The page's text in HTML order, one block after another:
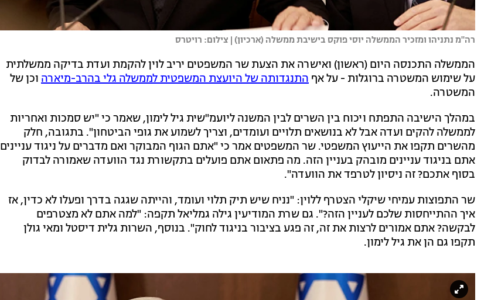
רה"מ נתניהו ומזכיר הממשלה יוסי פוקס בישיבת ממשלה (ארכיון) | צילום: רויטרס
הממשלה התכנסה היום (ראשון) ואישרה את הצעת שר המשפטים יריב לוין להקמת ועדת בדיקה ממשלתית
על שימוש המשטרה ברוגלות - על אף התנגדותה של היועצת המשפטית לממשלה גלי בהרב-מיארה וכן של
המשטרה.
במהלך הישיבה התפתח ויכוח בין השרים לבין המשנה ליועמ"שית גיל לימון, שאמר כי "יש סמכות ואחריות
לממשלה להקים ועדה אבל לא בנושאים תלויים ועומדים, וצריך לשמוע את גופי הביטחון". בתגובה, חלק
מהשרים תקפו את הייעוץ המשפטי. שר המשפטים אמר כי "אתם הגוף המבוקר ואם מדברים על ניגוד עניינים
אתם בניגוד עניינים מובהק בעניין הזה. מה פתאום אתם פועלים בתקשורת נגד הוועדה שאמורה לבדוק
בסוף אתכם? זה ניסיון לטרפד את הוועדה".
שר התפוצות עמיחי שיקלי הצטרף ללוין: "נניח שיש תיק תלוי ועומד, והייתה שגגה בדרך ופעלו לא כדין, אז
איך ההתייחסות שלכם לעניין הזה?". גם שרת המודיעין גילה גמליאל תקפה: "למה אתם לא מצטרפים
לבקשה? אתם אמורים לרצות את זה, זה פגע בציבור בניגוד לחוק". בנוסף, השרות גלית דיסטל ומאי גולן
תקפו גם הן את גיל לימון.